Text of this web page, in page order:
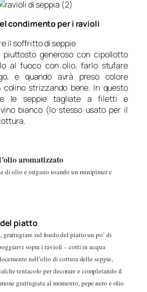
condimento per i ravioli
il soffritto di seppie
generoso con cipollotto
al fuoco con olio, farlo stufare
e quando avrà preso colore
colino strizzando bene. In questo
le seppie tagliate a filetti e
bianco (lo stesso usato per il
aromatizzato
di olio e origano usando un minipimer e
piatto
grattugiare sul fondo del piatto un po’ di
sopra i ravioli – cotti in acqua
nell’olio di cottura delle seppie,
tentacolo per decorare e completando il
grattugiata al momento, pepe nero e olio